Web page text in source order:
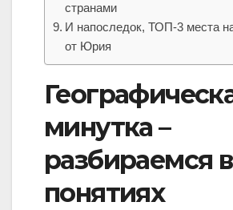
странами
И напоследок, ТОП-3 места
от Юрия
минутка –
разбираемся в
понятиях